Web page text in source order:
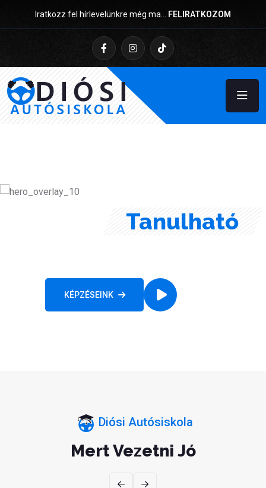
Iratkozz fel hírlevelünkre még ma… FELIRATKOZOM
Tanulható
KÉPZÉSEINK
Diósi Autósiskola
Mert Vezetni Jó